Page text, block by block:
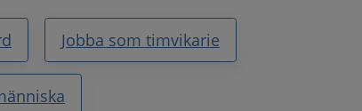
Jobba som timvikarie